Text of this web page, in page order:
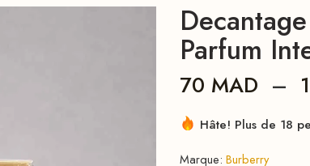
Parfum
70 MAD –
Hâte! Plus de 18
Marque: Burberry